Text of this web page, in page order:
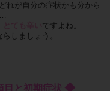
れが自分の症状かも分から
ですよね。
しましょう。
目と初期症状 ◆